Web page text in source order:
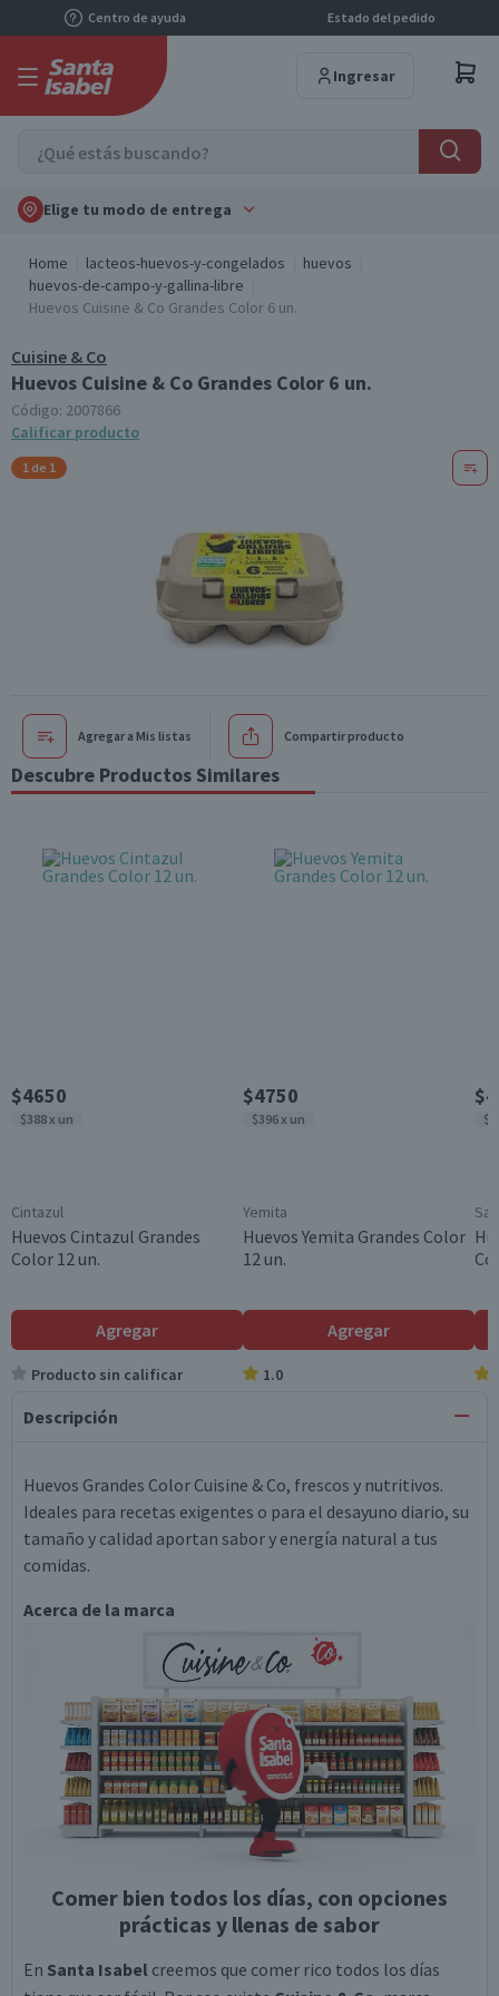
Centro de ayuda Estado del pedido
Ingresar
Elige tu modo de entrega
Home lacteos-huevos-y-congelados
huevos
huevos-de-campo-y-gallina-libre
Huevos Cuisine & Co Grandes Color 6 un.
Cuisine & Co
Huevos Cuisine & Co Grandes Color 6 un.
Código: 2007866
Calificar producto
1 de 1
Agregar a Mis listas Compartir producto
Descubre Productos Similares
$4650
$388 x un
Cintazul
Huevos Cintazul Grandes
Color 12 un.
Agregar
Producto sin calificar
$4750
$396 x un
Yemita
Huevos Yemita Grandes Color
12 un.
Agregar
1.0
Descripción
Huevos Grandes Color Cuisine & Co, frescos y nutritivos.
Ideales para recetas exigentes o para el desayuno diario, su
tamaño y calidad aportan sabor y energía natural a tus
comidas.
Acerca de la marca
Comer bien todos los días, con opciones
prácticas y llenas de sabor
En Santa Isabel creemos que comer rico todos los días